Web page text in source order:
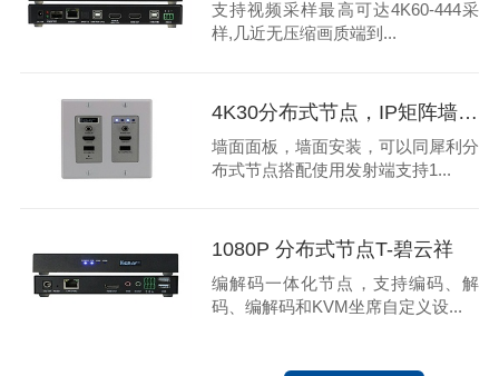
支持视频采样最高可达4K60-444采
样,几近无压缩画质端到...
4K30分布式节点，IP矩阵墙插节点-碧云祥
墙面面板，墙面安装，可以同犀利分
布式节点搭配使用发射端支持1...
1080P 分布式节点T-碧云祥
编解码一体化节点，支持编码、解
码、编解码和KVM坐席自定义设...